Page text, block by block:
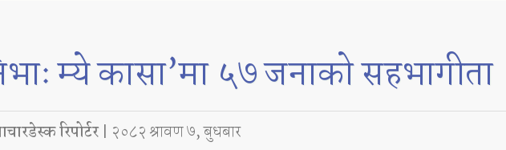
म्ये कासा’मा ५७ जनाको सहभागीता
रिपोर्टर| २०८२ श्रावण ७, बुधबार